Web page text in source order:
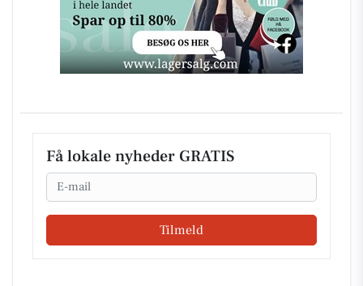
Få lokale nyheder GRATIS
Email
Tilmeld